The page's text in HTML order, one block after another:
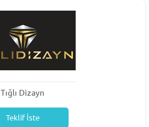
Tığlı Dizayn
Teklif İste